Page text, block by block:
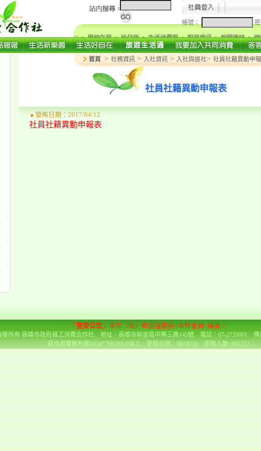
帳號：
學校午餐 托兒所 生活消費報 取貨資訊 相關連結
首頁 > 社務資訊 > 入社資訊 > 入社與退社> 社員社籍異動申
社員社籍異動申報表
發佈日期：2017/04/12
社員社籍異動申報表
「 重要公告」本社（站）商品僅提供<本社會員>購買。
權所有 高雄市政府員工消費合作社 地址：高雄市前金區中華三路145號 電話：07-2720001 傳
最佳瀏覽解析度1024*768 IE6.0以上 更新日期：98/08/20 瀏覽人數: 902272